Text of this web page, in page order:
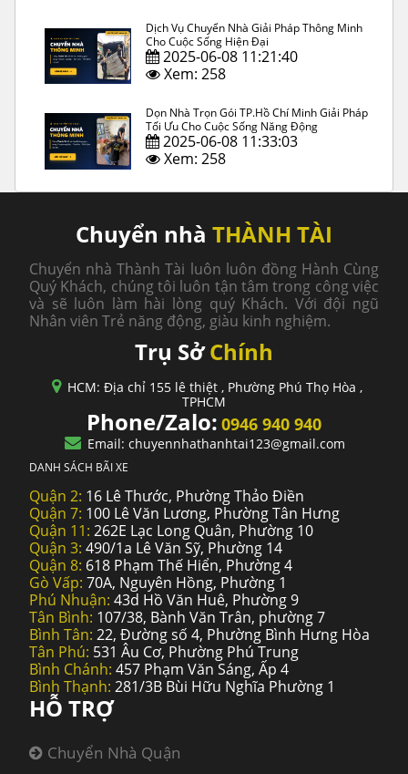
Dịch Vụ Chuyển Nhà Giải Pháp Thông Minh
Cho Cuộc Sống Hiện Đại
2025-06-08 11:21:40
Xem: 258
Dọn Nhà Trọn Gói TP.Hồ Chí Minh Giải Pháp
Tối Ưu Cho Cuộc Sống Năng Động
2025-06-08 11:33:03
Xem: 258
Chuyển nhà THÀNH TÀI
Chuyển nhà Thành Tài luôn luôn đồng Hành Cùng
Quý Khách, chúng tôi luôn tận tâm trong công việc
và sẽ luôn làm hài lòng quý Khách. Với đội ngũ
Nhân viên Trẻ năng động, giàu kinh nghiệm.
Trụ SởChính
HCM: Địa chỉ 155 lê thiệt , Phường Phú Thọ Hòa ,
TPHCM
Phone/Zalo: 0946 940 940
Email: chuyennhathanhtai123@gmail.com
DANH SÁCH BÃI XE
Quận 2: 16 Lê Thước, Phường Thảo Điền
Quận 7: 100 Lê Văn Lương, Phường Tân Hưng
Quận 11: 262E Lạc Long Quân, Phường 10
Quận 3: 490/1a Lê Văn Sỹ, Phường 14
Quận 8: 618 Phạm Thế Hiển, Phường 4
Gò Vấp: 70A, Nguyên Hồng, Phường 1
Phú Nhuận: 43d Hồ Văn Huê, Phường 9
Tân Bình: 107/38, Bành Văn Trân, phường 7
Bình Tân: 22, Đường số 4, Phường Bình Hưng Hòa
Tân Phú: 531 Âu Cơ, Phường Phú Trung
Bình Chánh: 457 Phạm Văn Sáng, Ấp 4
Bình Thạnh: 281/3B Bùi Hữu Nghĩa Phường 1
HỖ TRỢ
Chuyển Nhà Quận